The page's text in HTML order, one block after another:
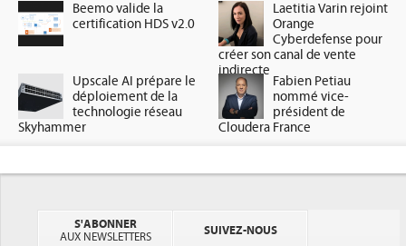
Beemo valide la
certification HDS v2.0
Laetitia Varin rejoint
Orange
Cyberdefense pour
créer son canal de vente
indirecte
Upscale AI prépare le
déploiement de la
technologie réseau
Skyhammer
Fabien Petiau
nommé vice-
président de
Cloudera France
S'ABONNER
AUX NEWSLETTERS
SUIVEZ-NOUS